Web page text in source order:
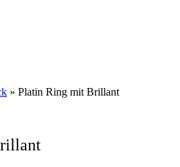
» Platin Ring mit Brillant